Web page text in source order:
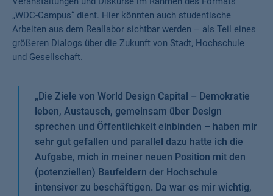
„WDC-Campus“ dient. Hier könnten auch studentische
Arbeiten aus dem Reallabor sichtbar werden – als Teil eines
größeren Dialogs über die Zukunft von Stadt, Hochschule
und Gesellschaft.
„Die Ziele von World Design Capital – Demokratie
leben, Austausch, gemeinsam über Design
sprechen und Öffentlichkeit einbinden – haben mir
sehr gut gefallen und parallel dazu hatte ich die
Aufgabe, mich in meiner neuen Position mit den
(potenziellen) Baufeldern der Hochschule
intensiver zu beschäftigen. Da war es mir wichtig,